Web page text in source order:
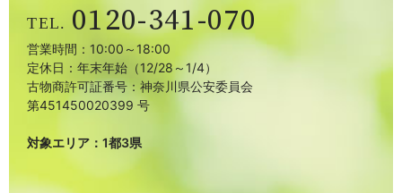
0120-341-070
営業時間：10:00～18:00
定休日：年末年始（12/28～1/4）
古物商許可証番号：神奈川県公安委員会
第451450020399 号
対象エリア：1都3県